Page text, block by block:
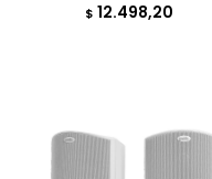
$ 12.498,20